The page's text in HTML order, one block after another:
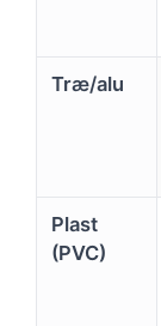
Træ/alu
Plast
(PVC)